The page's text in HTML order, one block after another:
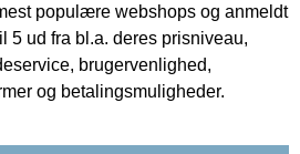
populære webshops og anmeldt
5 ud fra bl.a. deres prisniveau,
brugervenlighed,
og betalingsmuligheder.